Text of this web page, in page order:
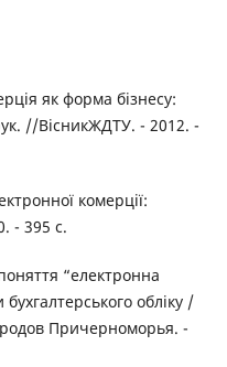
як форма бізнесу:
//ВісникЖДТУ. - 2012. -
комерції:
- 395 с.
“електронна
обліку /
Причерноморья. -